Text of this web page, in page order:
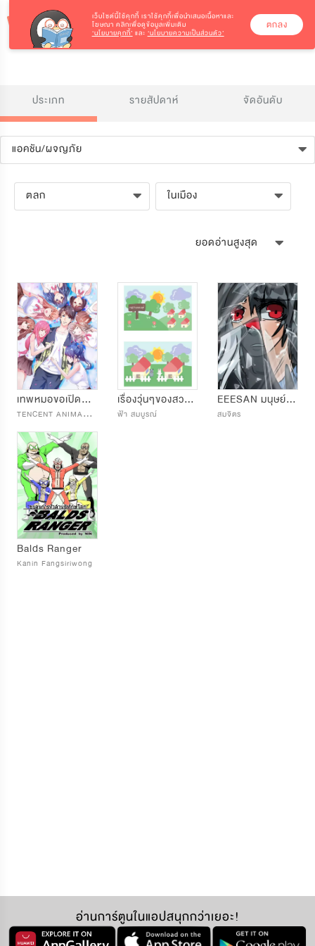
ประเภท รายสัปดาห์ จัดอันดับ
แอคชัน/ผจญภัย
ตลก ในเมือง
ยอดอ่านสูงสุด
เทพหมอขอเปิดฮาเร็ม
T
ENCENT ANIMATION & COMICS
เรื่องวุ่นๆของสวรรค์
ฟ้า สมบูรณ์
EEESAN มนุษย์ในคราบปีศาจ
สมจิตร
Balds Ranger
Kanin Fangsiriwong
เว็บไซต์นี้ใช้คุกกี้ เราใช้คุกกี้เพื่อนำเสนอเนื้อหาและ
โฆษณา คลิกเพื่อดูข้อมูลเพิ่มเติม
‘นโยบายคุกกี้’ และ ‘นโยบายความเป็นส่วนตัว’
ตกลง
อ่านการ์ตูนในแอปสนุกกว่าเยอะ!